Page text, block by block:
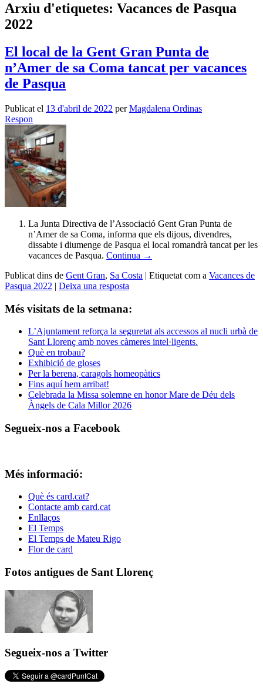
Arxiu d'etiquetes: Vacances de Pasqua
2022
El local de la Gent Gran Punta de
n’Amer de sa Coma tancat per vacances
de Pasqua
Publicat el 13 d'abril de 2022 perMagdalena Ordinas
Respon
La Junta Directiva de l’Associació Gent Gran Punta de
n’Amer de sa Coma, informa que els dijous, divendres,
dissabte i diumenge de Pasqua el local romandrà tancat per les
vacances de Pasqua. Continua →
Publicat dins de Gent Gran, Sa Costa | Etiquetat com a Vacances de
Pasqua 2022 | Deixa una resposta
Més visitats de la setmana:
L’Ajuntament reforça la seguretat als accessos al nucli urbà de
Sant Llorenç amb noves càmeres intel·ligents.
Què en trobau?
Exhibició de gloses
Per la berena, caragols homeopàtics
Fins aquí hem arribat!
Celebrada la Missa solemne en honor Mare de Déu dels
Àngels de Cala Millor 2026
Segueix-nos a Facebook
Més informació:
Què és card.cat?
Contacte amb card.cat
Enllaços
El Temps
El Temps de Mateu Rigo
Flor de card
Fotos antigues de Sant Llorenç
Segueix-nos a Twitter